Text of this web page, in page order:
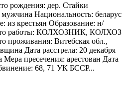
рождения: дер. Стайки
Национальность: беларус
из крестьян Образование: н/
работы: КОЛХОЗНИК, КОЛХОЗ
Витебская обл.,
Дата расстрела: 20 декабря
пресечения: арестован Дата
68, 71 УК БССР...